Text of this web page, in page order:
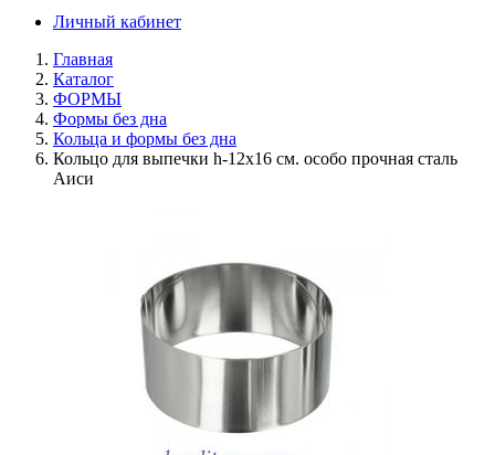
Личный кабинет
Главная
Каталог
ФОРМЫ
Формы без дна
Кольца и формы без дна
Кольцо для выпечки h-12х16 см. особо прочная сталь
Аиси